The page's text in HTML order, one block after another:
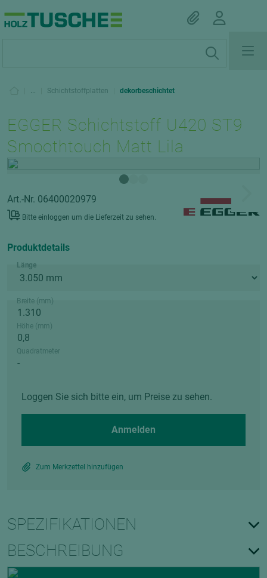
... Schichtstoffplatten dekorbeschichtet
EGGER Schichtstoff U420 ST9
Smoothtouch Matt Lila
Art.-Nr. 06400020979
Bitte einloggen um die Lieferzeit zu sehen.
Produktdetails
Länge
Breite (mm)
Höhe (mm)
Quadratmeter
Loggen Sie sich bitte ein, um Preise zu sehen.
Anmelden
Zum Merkzettel hinzufügen
SPEZIFIKATIONEN
BESCHREIBUNG